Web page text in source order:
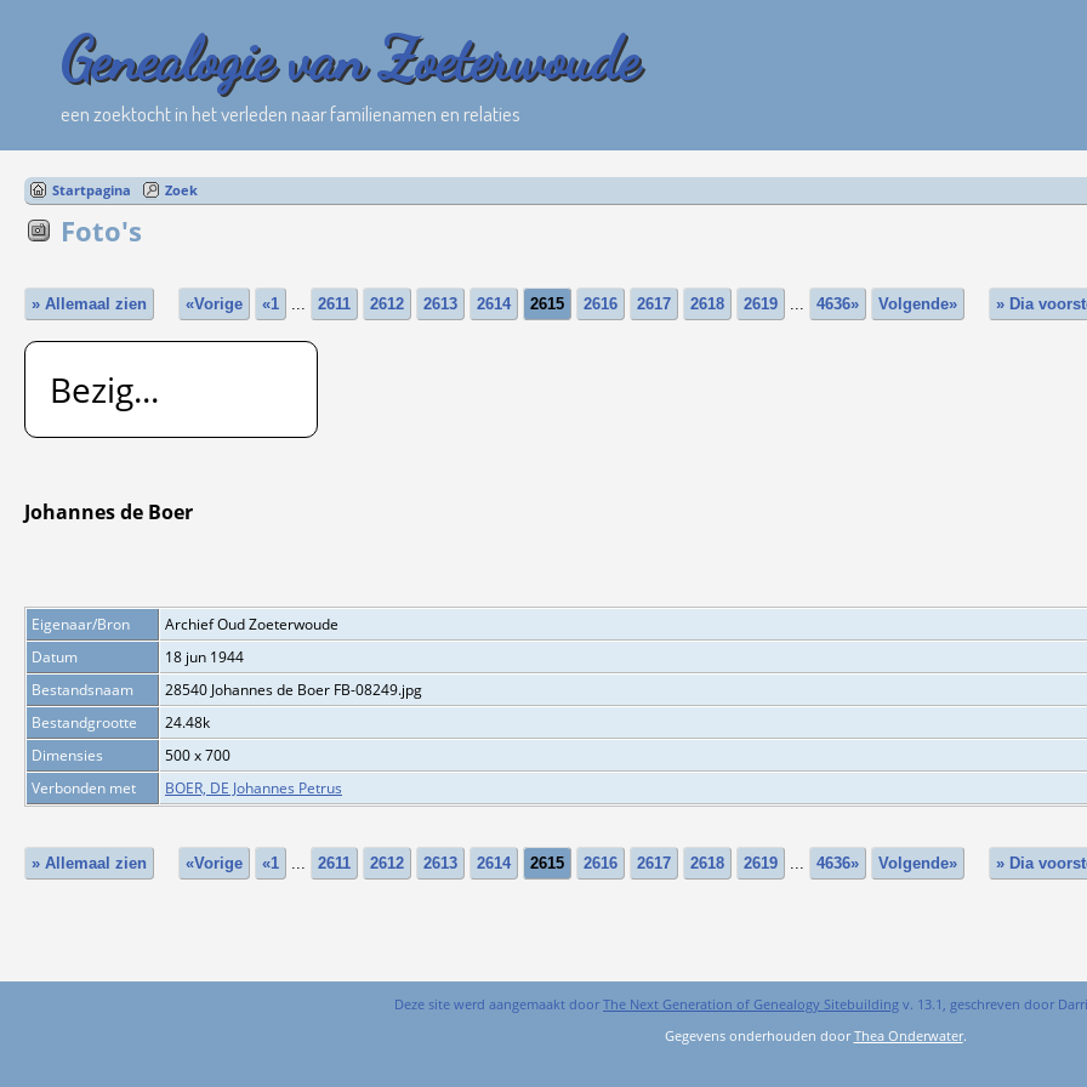
Genealogie van Zoeterwoude
een zoektocht in het verleden naar familienamen en relaties
Startpagina Zoek
Foto's
» Allemaal zien «Vorige «1 ... 2611 2612 2613 2614 2615 2616 2617 2618 2619 ... 4636» Volgende» » Dia
Bezig...
Johannes de Boer
Eigenaar/Bron
Archief Oud Zoeterwoude
Datum
18 jun 1944
Bestandsnaam
28540 Johannes de Boer FB-08249.jpg
Bestandgrootte
24.48k
Dimensies
500 x 700
Verbonden met
BOER, DE Johannes Petrus
» Allemaal zien «Vorige «1 2611 2612 2613 2614 2615 2616 2617 2618 2619 4636» Volgende» » Dia
Deze site werd aangemaakt door The Next Generation of Genealogy Sitebuilding v. 13.1, geschreven door
Gegevens onderhouden doorThea Onderwater.